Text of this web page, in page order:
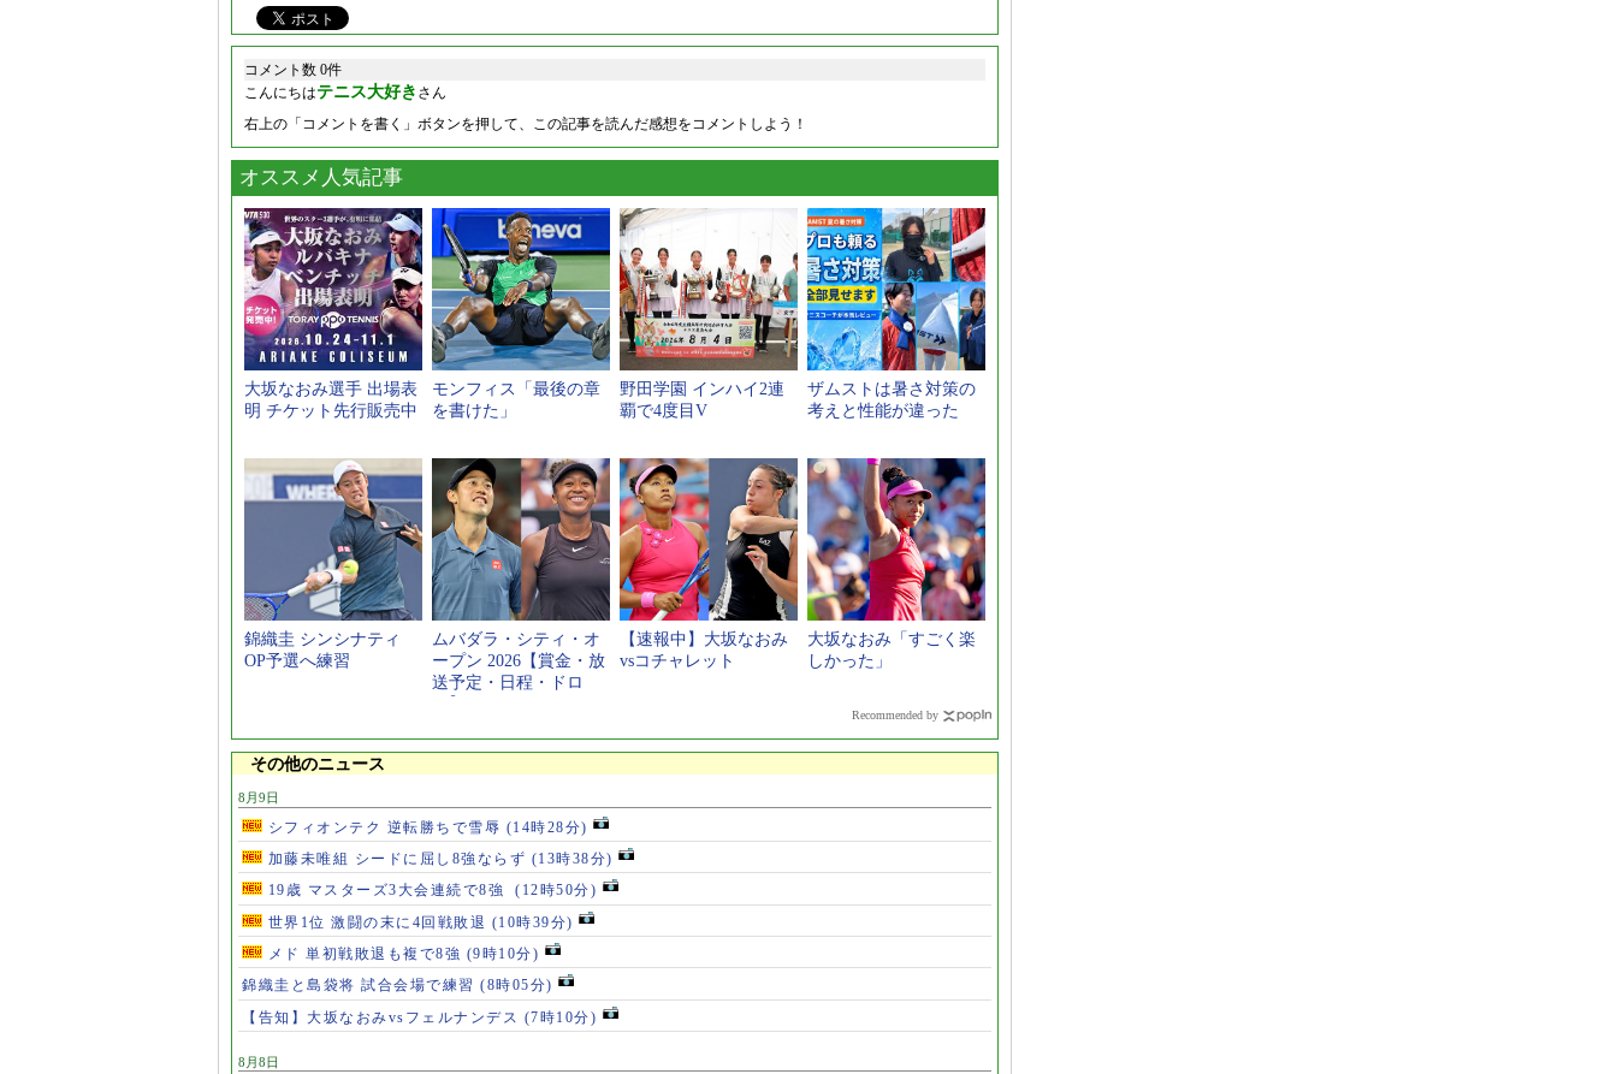
コメント数 0件
こんにちはテニス大好き さん
右上の「コメントを書く」ボタンを押して、この記事を読んだ感想をコメントしよう！
オススメ人気記事
大坂なおみ選手 出場表
明 チケット先行販売中
モンフィス「最後の章
を書けた」
野田学園 インハイ2連
覇で4度目V
ザムストは暑さ対策の
考えと性能が違った
錦織圭 シンシナティ
OP予選へ練習
ムバダラ・シティ・オ
ープン 2026【賞金・放
送予定・日程・ドロ
【速報中】大坂なおみ
vsコチャレット
大坂なおみ「すごく楽
しかった」
Recommended by
その他のニュース
8月9日
シフィオンテク 逆転勝ちで雪辱 (14時28分)
加藤未唯組 シードに屈し8強ならず (13時38分)
19歳 マスターズ3大会連続で8強 (12時50分)
世界1位 激闘の末に4回戦敗退 (10時39分)
メド 単初戦敗退も複で8強 (9時10分)
錦織圭と島袋将 試合会場で練習 (8時05分)
【告知】大坂なおみvsフェルナンデス (7時10分)
8月8日